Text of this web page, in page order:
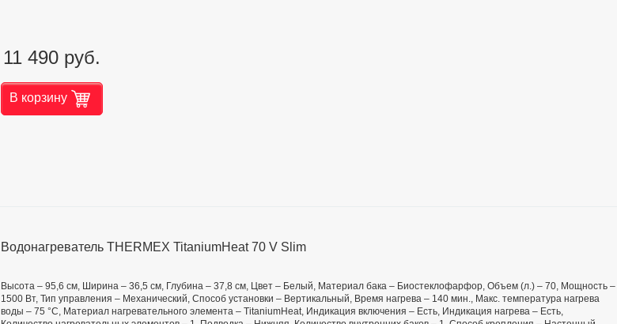
11 490 руб.
В корзину
Водонагреватель THERMEX TitaniumHeat 70 V Slim
Высота – 95,6 см, Ширина – 36,5 см, Глубина – 37,8 см, Цвет – Белый, Материал бака – Биостеклофарфор, Объем (л.) – 70, Мощность –
1500 Вт, Тип управления – Механический, Способ установки – Вертикальный, Время нагрева – 140 мин., Макс. температура нагрева
воды – 75 °С, Материал нагревательного элемента – TitaniumHeat, Индикация включения – Есть, Индикация нагрева – Есть,